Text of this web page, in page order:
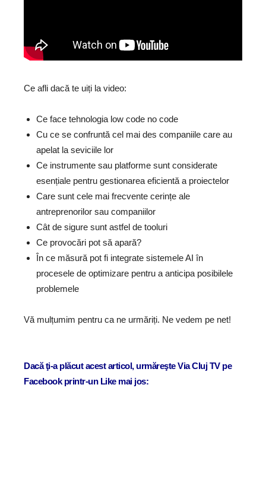
Ce afli dacă te uiți la video:
Ce face tehnologia low code no code
Cu ce se confruntă cel mai des companiile care au
apelat la seviciile lor
Ce instrumente sau platforme sunt considerate
esențiale pentru gestionarea eficientă a proiectelor
Care sunt cele mai frecvente cerințe ale
antreprenorilor sau companiilor
Cât de sigure sunt astfel de tooluri
Ce provocări pot să apară?
În ce măsură pot fi integrate sistemele AI în
procesele de optimizare pentru a anticipa posibilele
problemele
Vă mulțumim pentru ca ne urmăriți. Ne vedem pe net!
Dacă ţi-a plăcut acest articol, urmăreşte Via Cluj TV pe
Facebook printr-un Like mai jos: